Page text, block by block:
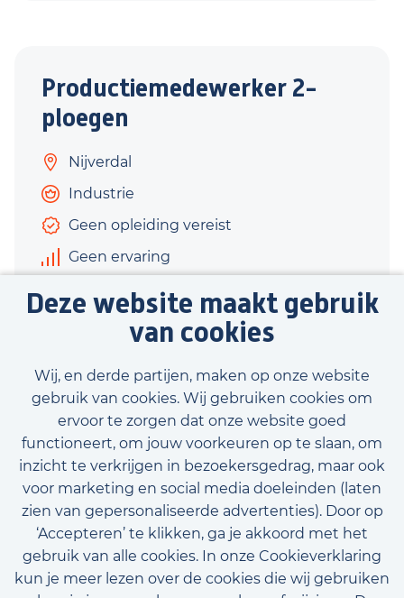
Deze website maakt gebruik
van cookies
Wij, en derde partijen, maken op onze website
gebruik van cookies. Wij gebruiken cookies om
ervoor te zorgen dat onze website goed
functioneert, om jouw voorkeuren op te slaan, om
inzicht te verkrijgen in bezoekersgedrag, maar ook
voor marketing en social media doeleinden (laten
zien van gepersonaliseerde advertenties). Door op
‘Accepteren’ te klikken, ga je akkoord met het
gebruik van alle cookies. In onze Cookieverklaring
kun je meer lezen over de cookies die wij gebruiken
Productiemedewerker 2-
ploegen
Nijverdal
Industrie
Geen opleiding vereist
Geen ervaring
€2.798 - €3.450
Bekijk vacature
Bekijk onze beschikbare vacatures